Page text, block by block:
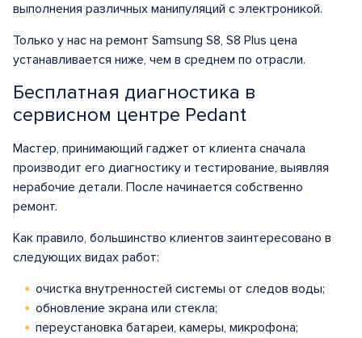
выполнения различных манипуляций с электроникой.
Только у нас на ремонт Samsung S8, S8 Plus цена
устанавливается ниже, чем в среднем по отрасли.
Бесплатная диагностика в
сервисном центре Pedant
Мастер, принимающий гаджет от клиента сначала
производит его диагностику и тестирование, выявляя
нерабочие детали. После начинается собственно
ремонт.
Как правило, большинство клиентов заинтересовано в
следующих видах работ:
очистка внутренностей системы от следов воды;
обновление экрана или стекла;
переустановка батареи, камеры, микрофона;